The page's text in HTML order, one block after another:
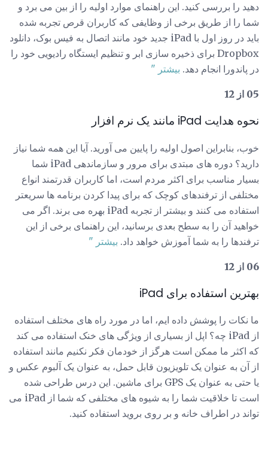
دهید را بررسی کنید. این راهنمای موارد اولیه را از بین می برد و
شما را از طریق برخی از وظایفی که کاربران قرص تجربه شده
باید در روز اول با iPad جدید خود مانند اتصال به فیس بوک، دانلود
Dropbox برای ذخیره سازی ابر و تنظیم ایستگاه رادیویی خود را
در پاندورا انجام دهد. بیشتر "
05 از 12
نحوه هدایت iPad مانند یک نرم افزار
خوب، بنابراین اصول اولیه را پایین می آورید. آیا این همه شما نیاز
دارید؟ دوره های مبتدی برای مرور و سازماندهی iPad شما
بسیار مناسب برای اکثر مردم است، اما کاربران قدرتمند انواع
مختلفی از ترفندهای کوچک که برای پیدا کردن برنامه ها سریعتر
استفاده می کنند و بیشتر از تجربه iPad بهره می برند. اگر می
خواهید آن را به سطح بعدی برسانید، این راهنمای برخی از این
ترفندها را به شما آموزش خواهد داد. بیشتر "
06 از 12
بهترین استفاده برای iPad
ما نکات را پوشش داده ایم، اما در مورد راه های مختلف استفاده
از iPad چه؟ اپل از بسیاری از ویژگی های خنک استفاده می کند
که اکثر ما ممکن است هرگز از خودمان فکر نکنیم مانند استفاده
از آن به عنوان یک تلویزیون قابل حمل، به عنوان یک آلبوم عکس و
یا حتی به عنوان یک GPS برای ماشین. این درس طراحی شده
است تا خلاقیت شما را به شیوه های مختلفی که شما از iPad می
تواند در اطراف خانه و بر روی بروید استفاده کنید.